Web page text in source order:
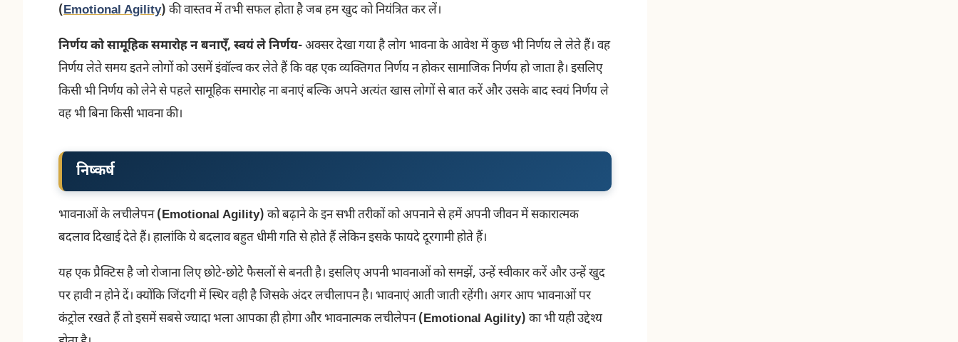
(Emotional Agility) की वास्तव में तभी सफल होता है जब हम खुद को नियंत्रित कर लें।
निर्णय को सामूहिक समारोह न बनाएँ, स्वयं ले निर्णय-अक्सर देखा गया है लोग भावना के आवेश में कुछ भी निर्णय ले लेते हैं। वह
निर्णय लेते समय इतने लोगों को उसमें इंवॉल्व कर लेते हैं कि वह एक व्यक्तिगत निर्णय न होकर सामाजिक निर्णय हो जाता है। इसलिए
किसी भी निर्णय को लेने से पहले सामूहिक समारोह ना बनाएं बल्कि अपने अत्यंत खास लोगों से बात करें और उसके बाद स्वयं निर्णय ले
वह भी बिना किसी भावना की।
निष्कर्ष
भावनाओं के लचीलेपन(Emotional Agility) को बढ़ाने के इन सभी तरीकों को अपनाने से हमें अपनी जीवन में सकारात्मक
बदलाव दिखाई देते हैं। हालांकि ये बदलाव बहुत धीमी गति से होते हैं लेकिन इसके फायदे दूरगामी होते हैं।
यह एक प्रैक्टिस है जो रोजाना लिए छोटे-छोटे फैसलों से बनती है। इसलिए अपनी भावनाओं को समझें, उन्हें स्वीकार करें और उन्हें खुद
पर हावी न होने दें। क्योंकि जिंदगी में स्थिर वही है जिसके अंदर लचीलापन है। भावनाएं आती जाती रहेंगी। अगर आप भावनाओं पर
कंट्रोल रखते हैं तो इसमें सबसे ज्यादा भला आपका ही होगा और भावनात्मक लचीलेपन(Emotional Agility) का भी यही उद्देश्य